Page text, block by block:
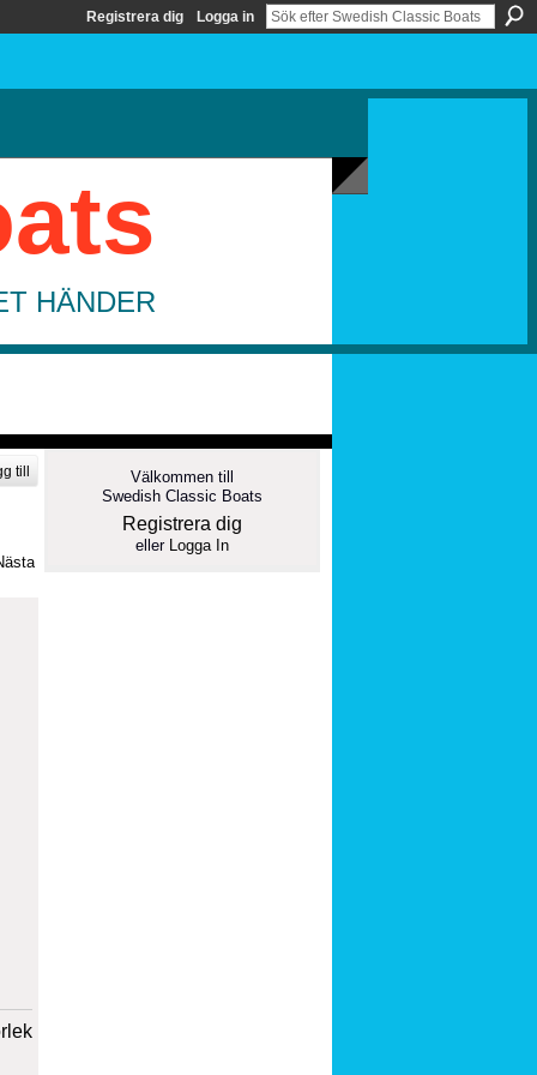
Registrera dig Logga in
HÄNDER
till
Välkommen till
Swedish Classic Boats
Registrera dig
eller Logga In